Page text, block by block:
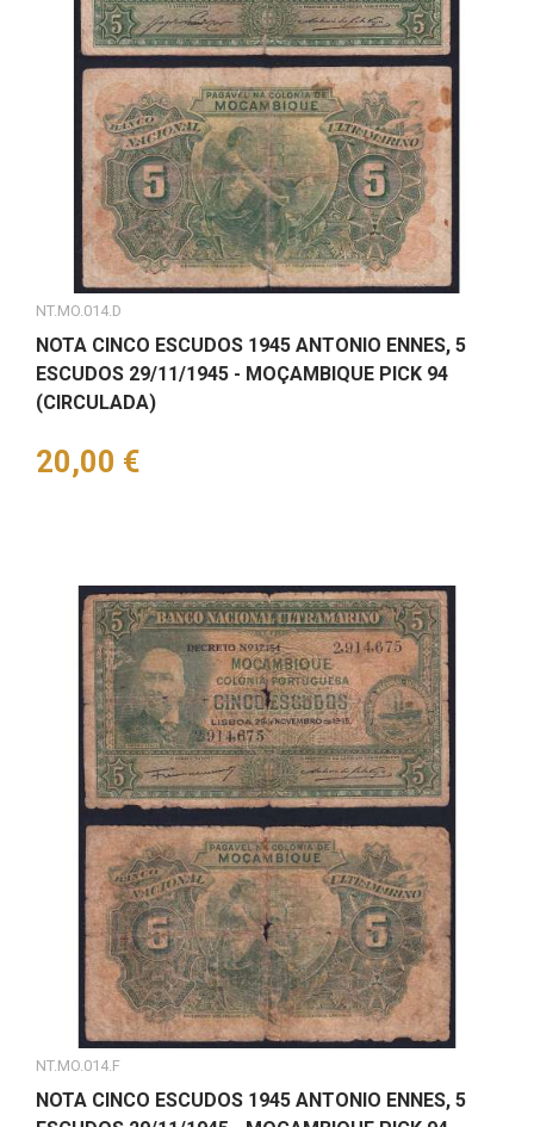
NT.MO.014.D
NOTA CINCO ESCUDOS 1945 ANTONIO ENNES, 5
ESCUDOS 29/11/1945 - MOÇAMBIQUE PICK 94
(CIRCULADA)
Preço
20,00 €
NT.MO.014.F
NOTA CINCO ESCUDOS 1945 ANTONIO ENNES, 5